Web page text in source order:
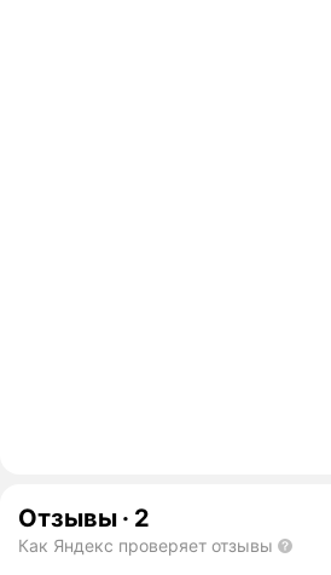
Отзывы · 2
Как Яндекс проверяет отзывы